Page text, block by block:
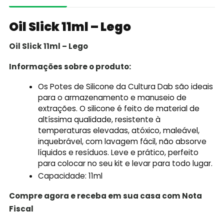
Oil Slick 11ml – Lego
Oil Slick 11ml – Lego
Informações sobre o produto:
Os Potes de Silicone da Cultura Dab são ideais
para o armazenamento e manuseio de
extrações. O silicone é feito de material de
altíssima qualidade, resistente à
temperaturas elevadas, atóxico, maleável,
inquebrável, com lavagem fácil, não absorve
líquidos e resíduos. Leve e prático, perfeito
para colocar no seu kit e levar para todo lugar.
Capacidade: 11ml
Compre agora e receba em sua casa com Nota
Fiscal